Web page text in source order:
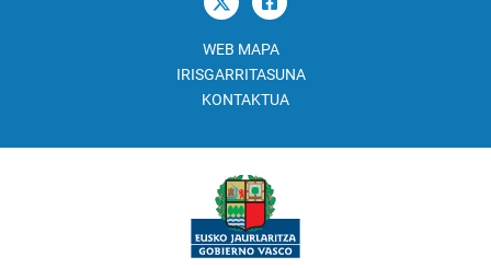
WEB MAPA
IRISGARRITASUNA
KONTAKTUA